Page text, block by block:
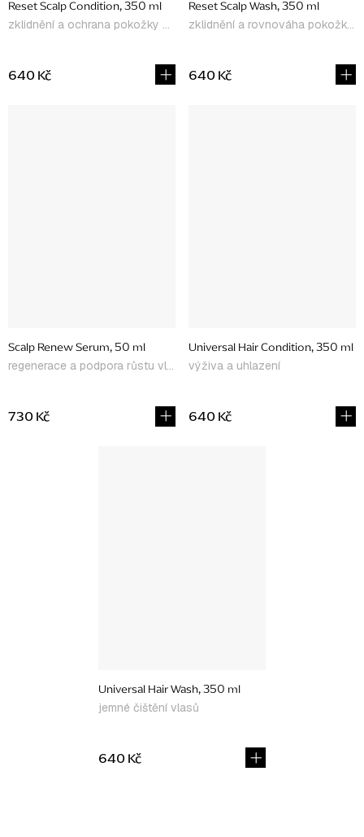
Reset Scalp Condition, 350 ml
zklidnění a ochrana pokožky hlavy
640 Kč
Reset Scalp Wash, 350 ml
zklidnění a rovnováha pokožky hlavy
640 Kč
Scalp Renew Serum, 50 ml
regenerace a podpora růstu vlasů
730 Kč
Universal Hair Condition, 350 ml
výživa a uhlazení
640 Kč
Universal Hair Wash, 350 ml
jemné čištění vlasů
640 Kč